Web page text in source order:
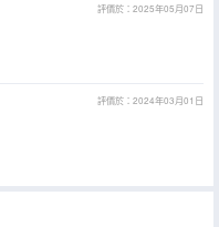
評價於：2025年05月07日
評價於：2024年03月01日